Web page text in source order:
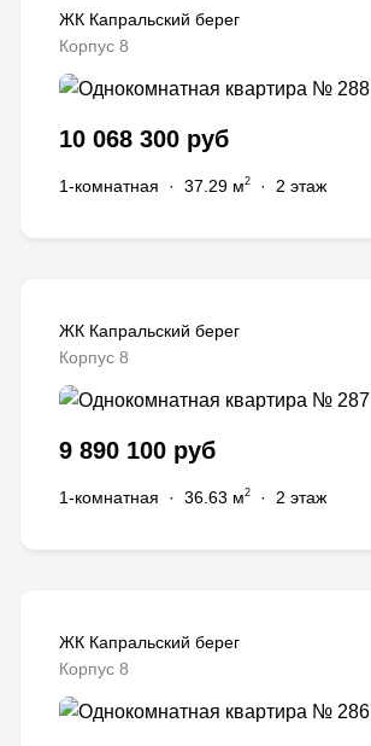
ЖК Капральский берег
Корпус 8
10 068 300 руб
1-комнатная · 37.29 м2 · 2 этаж
ЖК Капральский берег
Корпус 8
9 890 100 руб
1-комнатная · 36.63 м2 · 2 этаж
ЖК Капральский берег
Корпус 8